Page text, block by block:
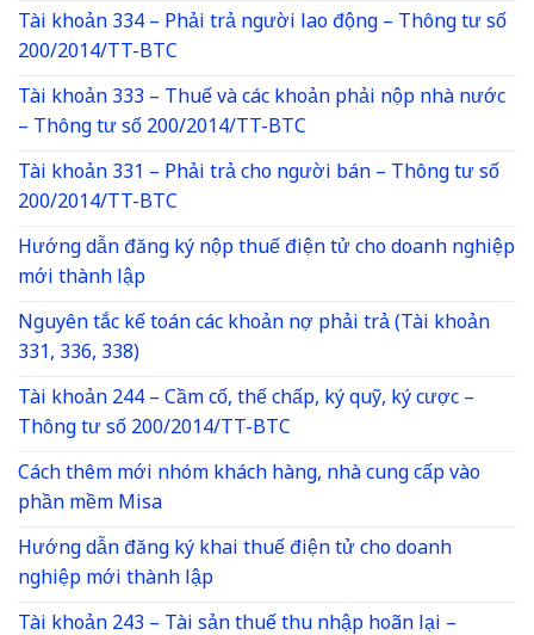
Tài khoản 334 – Phải trả người lao động – Thông tư số
200/2014/TT-BTC
Tài khoản 333 – Thuế và các khoản phải nộp nhà nước
– Thông tư số 200/2014/TT-BTC
Tài khoản 331 – Phải trả cho người bán – Thông tư số
200/2014/TT-BTC
Hướng dẫn đăng ký nộp thuế điện tử cho doanh nghiệp
mới thành lập
Nguyên tắc kế toán các khoản nợ phải trả (Tài khoản
331, 336, 338)
Tài khoản 244 – Cầm cố, thế chấp, ký quỹ, ký cược –
Thông tư số 200/2014/TT-BTC
Cách thêm mới nhóm khách hàng, nhà cung cấp vào
phần mềm Misa
Hướng dẫn đăng ký khai thuế điện tử cho doanh
nghiệp mới thành lập
Tài khoản 243 – Tài sản thuế thu nhập hoãn lại –